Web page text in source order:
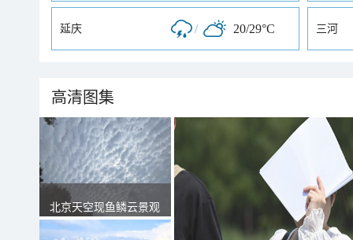
延庆 / 20/29°C 三河
高清图集
北京天空现鱼鳞云景观